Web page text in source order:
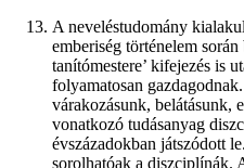
A neveléstudomány
emberiség történelem
tanítómestere’ kifejezés is
folyamatosan
várakozásunk, belátásunk,
vonatkozó tudásanyag
évszázadokban játszódott
sorolhatóak a diszciplínák.